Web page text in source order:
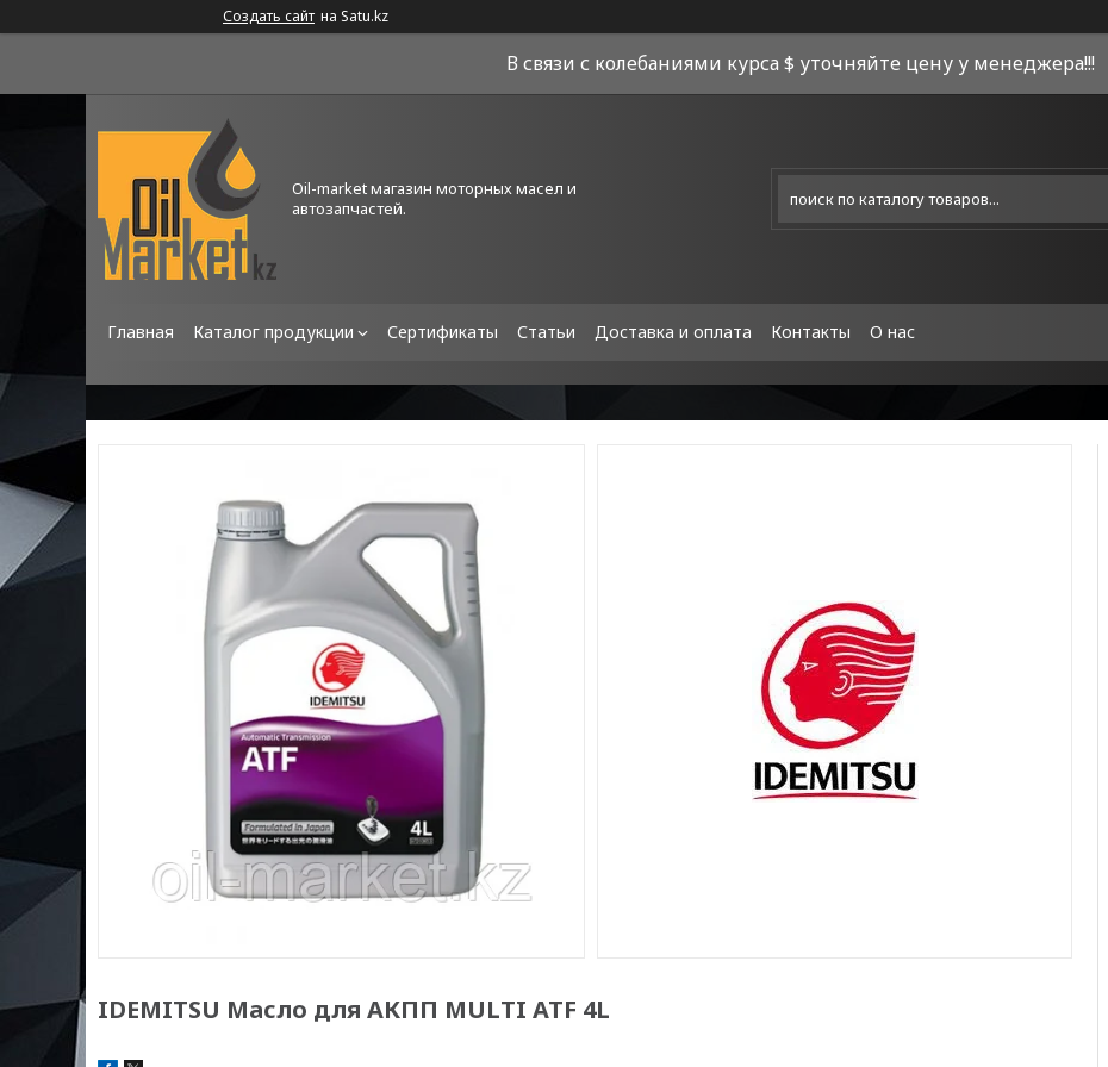
Создать сайт на Satu.kz
В связи с колебаниями курса $ уточняйте цену у менеджера!!!
Oil-market магазин моторных масел и
автозапчастей.
Главная Каталог продукции Сертификаты Статьи Доставка и оплата Контакты О нас
IDEMITSU Масло для АКПП MULTI ATF 4L